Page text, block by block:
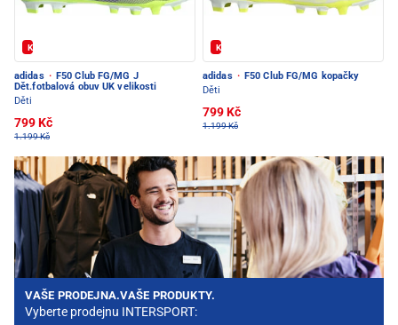
Kód: FOTBAL20
adidas · F50 Club FG/MG J
Dět.fotbalová obuv UK velikosti
Děti
799 Kč
1.199 Kč
Kód: FOTBAL20
adidas · F50 Club FG/MG kopačky
Děti
799 Kč
1.199 Kč
VAŠE PRODEJNA.VAŠE PRODUKTY.
Vyberte prodejnu INTERSPORT: